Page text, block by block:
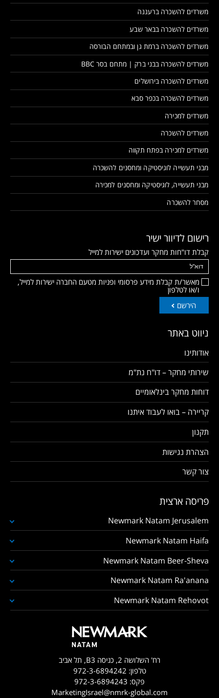
משרדים להשכרה ברעננה
משרדים להשכרה בבאר שבע
משרדים להשכרה ברמת גן ובמתחם הבורסה
משרדים להשכרה בבני ברק | מתחם בסר BBC
משרדים להשכרה בירושלים
משרדים להשכרה בכפר סבא
משרדים למכירה
משרדים להשכרה
משרדים למכירה בפתח תקווה
מבני תעשייה לוגיסטיקה ומחסנים להשכרה
מבני תעשייה, לוגיסטיקה ומחסנים למכירה
מסחר להשכרה
רישום לדיוור ישיר
קבלת דו"חות מחקר ועדכונים ישירות למייל
מאשר/ת קבלת מידע פרסומי ופניות מטעם החברה ישירות למייל,
ו/או לטלפון
הירשם
ניווט באתר
אודותינו
שירותי מחקר – דו"ח נת"מ
דוחות מחקר בינלאומיים
קריירה – בואו לעבוד איתנו
תקנון
הצהרת נגישות
צור קשר
פריסה ארצית
Newmark Natam Jerusalem
Newmark Natam Haifa
Newmark Natam Beer-Sheva
Newmark Natam Ra'anana
Newmark Natam Rehovot
רח' השלושה 2, כניסה B3, תל אביב
טלפון: 972-3-6894242
פקס: 972-3-6894243
MarketingIsrael@nmrk-global.com